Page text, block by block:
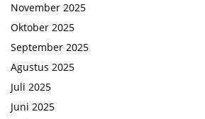
November 2025
Oktober 2025
September 2025
Agustus 2025
Juli 2025
Juni 2025